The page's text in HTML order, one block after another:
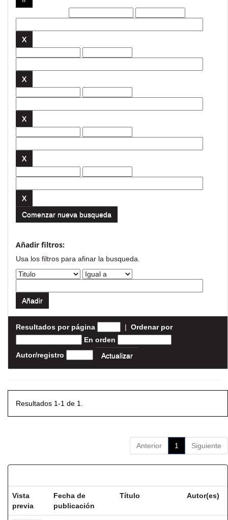
Comenzar nueva busqueda
Añadir filtros:
Usa los filtros para afinar la busqueda.
Resultados por página | Ordenar por
En orden
Autor/registro
Resultados 1-1 de 1.
Anterior 1 Siguiente
Vista
previa
Fecha de
publicación
Título Autor(es)